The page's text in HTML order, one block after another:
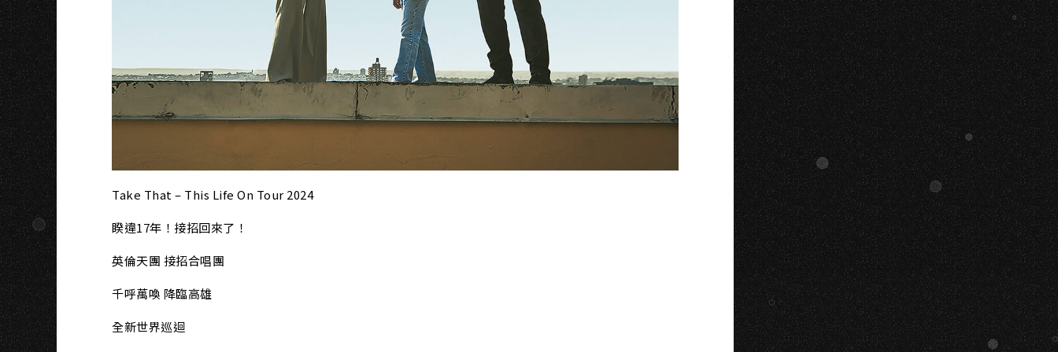
Take That – This Life On Tour 2024
睽違17年！接招回來了！
英倫天團 接招合唱團
千呼萬喚 降臨高雄
全新世界巡迴